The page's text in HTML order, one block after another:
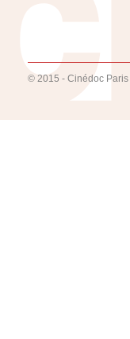
© 2015 - Cinédoc